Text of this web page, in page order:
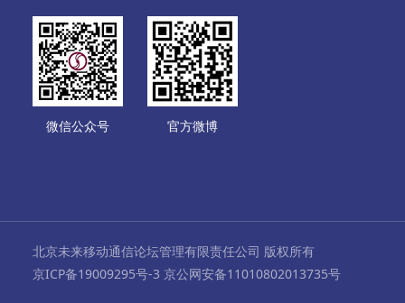
微信公众号 官方微博
北京未来移动通信论坛管理有限责任公司 版权所有
京ICP备19009295号-3 京公网安备11010802013735号